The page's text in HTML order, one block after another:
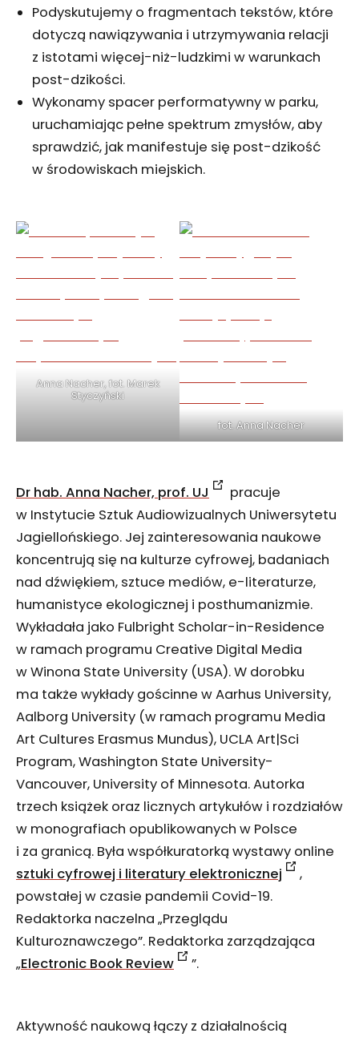
Podyskutujemy o fragmentach tekstów, które
dotyczą nawiązywania i utrzymywania relacji
z istotami więcej-niż-ludzkimi w warunkach
post-dzikości.
Wykonamy spacer performatywny w parku,
uruchamiając pełne spektrum zmysłów, aby
sprawdzić, jak manifestuje się post-dzikość
w środowiskach miejskich.
Anna Nacher, fot. Marek
Styczyński
fot. Anna Nacher
Dr hab. Anna Nacher, prof. UJ
pracuje
w Instytucie Sztuk Audiowizualnych Uniwersytetu
Jagiellońskiego. Jej zainteresowania naukowe
koncentrują się na kulturze cyfrowej, badaniach
nad dźwiękiem, sztuce mediów, e-literaturze,
humanistyce ekologicznej i posthumanizmie.
Wykładała jako Fulbright Scholar-in-Residence
w ramach programu Creative Digital Media
w Winona State University (USA). W dorobku
ma także wykłady gościnne w Aarhus University,
Aalborg University (w ramach programu Media
Art Cultures Erasmus Mundus), UCLA Art|Sci
Program, Washington State University-
Vancouver, University of Minnesota. Autorka
trzech książek oraz licznych artykułów i rozdziałów
w monografiach opublikowanych w Polsce
i za granicą. Była współkuratorką wystawy online
sztuki cyfrowej i literatury elektronicznej
,
powstałej w czasie pandemii Covid-19.
Redaktorka naczelna „Przeglądu
Kulturoznawczego”. Redaktorka zarządzająca
„Electronic Book Review ”.
Aktywność naukową łączy z działalnością